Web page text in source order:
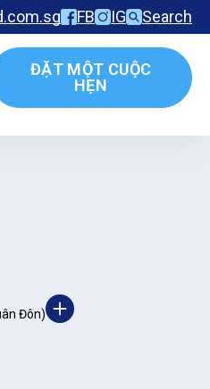
FB IG Search
ĐẶT MỘT CUỘC
HẸN
Đôn)